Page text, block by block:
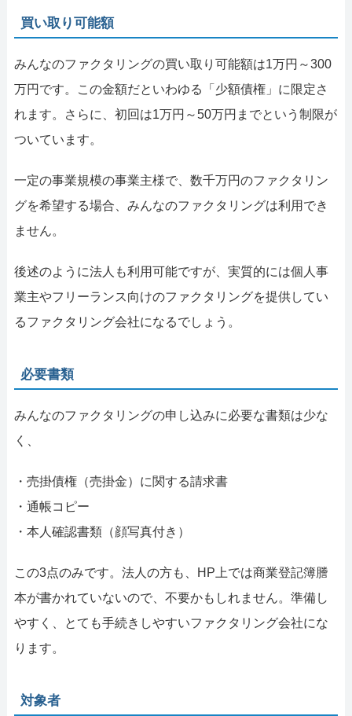
買い取り可能額
みんなのファクタリングの買い取り可能額は1万円～300
万円です。この金額だといわゆる「少額債権」に限定さ
れます。さらに、初回は1万円～50万円までという制限が
ついています。
一定の事業規模の事業主様で、数千万円のファクタリン
グを希望する場合、みんなのファクタリングは利用でき
ません。
後述のように法人も利用可能ですが、実質的には個人事
業主やフリーランス向けのファクタリングを提供してい
るファクタリング会社になるでしょう。
必要書類
みんなのファクタリングの申し込みに必要な書類は少な
く、
・売掛債権（売掛金）に関する請求書
・通帳コピー
・本人確認書類（顔写真付き）
この3点のみです。法人の方も、HP上では商業登記簿謄
本が書かれていないので、不要かもしれません。準備し
やすく、とても手続きしやすいファクタリング会社にな
ります。
対象者